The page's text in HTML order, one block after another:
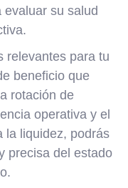
su salud
relevantes para tu
beneficio que
rotación de
operativa y el
la liquidez, podrás
precisa del estado